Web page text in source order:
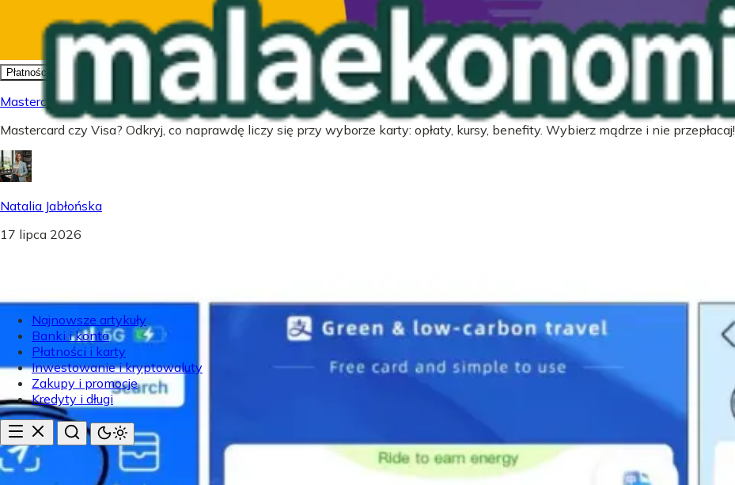
Najnowsze artykuły
Banki i konta
Płatności i karty
Inwestowanie i kryptowaluty
Zakupy i promocje
Kredyty i długi
Płatności i karty
Mastercard czy Visa - Co wybrać? Prawda o kartach płatniczych
Mastercard czy Visa? Odkryj, co naprawdę liczy się przy wyborze karty: opłaty, kursy, benefity. Wybierz mądrze i nie przepłacaj!
Natalia Jabłońska
17 lipca 2026